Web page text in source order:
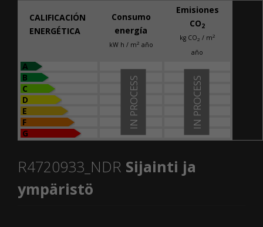
CALIFICACIÓN
ENERGÉTICA
Consumo
energía
kW h / m2 año
Emisiones
CO2
kg CO2 / m2
año
A
B
C
D
E
F
G
IN PROCESS
IN PROCESS
R4720933_NDR Sijainti ja
ympäristö